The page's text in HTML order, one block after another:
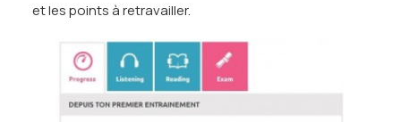
et les points à retravailler.